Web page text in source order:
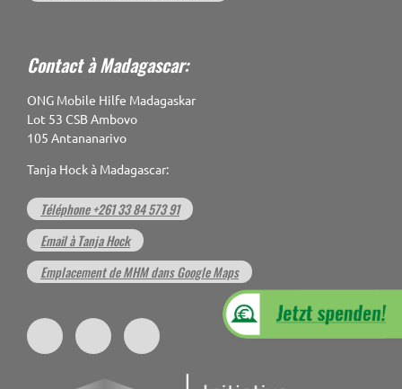
Contact à Madagascar:
ONG Mobile Hilfe Madagaskar
Lot 53 CSB Ambovo
105 Antananarivo
Tanja Hock à Madagascar:
Téléphone +261 33 84 573 91
Email à Tanja Hock
Emplacement de MHM dans Google Maps